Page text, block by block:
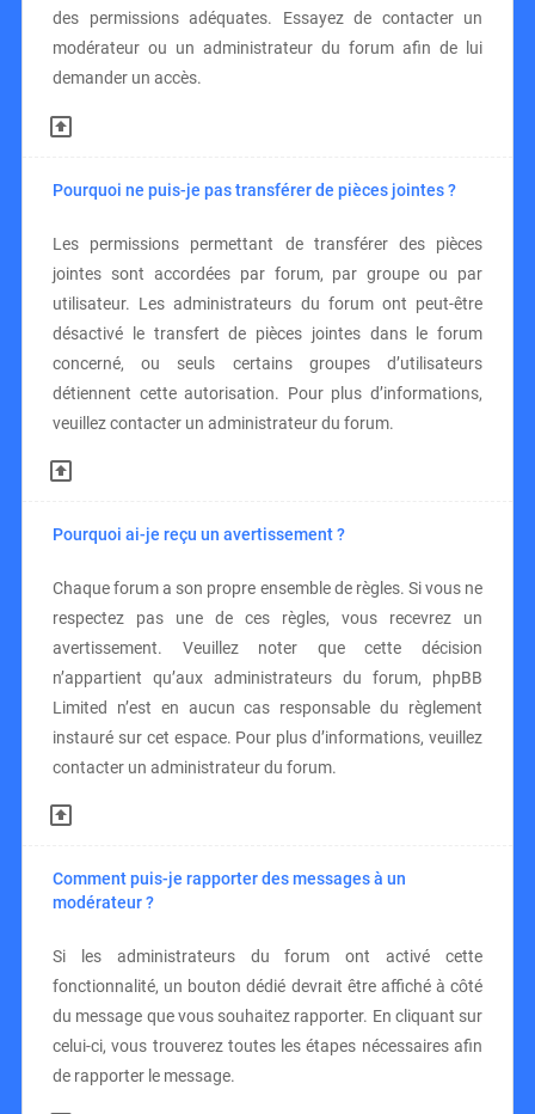
des permissions adéquates. Essayez de contacter un
modérateur ou un administrateur du forum afin de lui
demander un accès.
Pourquoi ne puis-je pas transférer de pièces jointes ?
Les permissions permettant de transférer des pièces
jointes sont accordées par forum, par groupe ou par
utilisateur. Les administrateurs du forum ont peut-être
désactivé le transfert de pièces jointes dans le forum
concerné, ou seuls certains groupes d’utilisateurs
détiennent cette autorisation. Pour plus d’informations,
veuillez contacter un administrateur du forum.
Pourquoi ai-je reçu un avertissement ?
Chaque forum a son propre ensemble de règles. Si vous ne
respectez pas une de ces règles, vous recevrez un
avertissement. Veuillez noter que cette décision
n’appartient qu’aux administrateurs du forum, phpBB
Limited n’est en aucun cas responsable du règlement
instauré sur cet espace. Pour plus d’informations, veuillez
contacter un administrateur du forum.
Comment puis-je rapporter des messages à un
modérateur ?
Si les administrateurs du forum ont activé cette
fonctionnalité, un bouton dédié devrait être affiché à côté
du message que vous souhaitez rapporter. En cliquant sur
celui-ci, vous trouverez toutes les étapes nécessaires afin
de rapporter le message.